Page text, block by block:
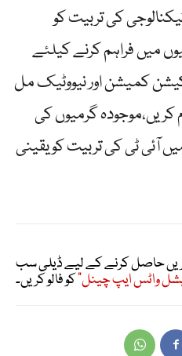
کی تربیت کو
میں فراہم کرنے کیلئے
کمیشن اور نیووٹیک مل
کریں،موجودہ گرمیوں کی
ٹی کی تربیت کو یقینی
حاصل کرنے کے لیے ڈیلی سب
واٹس ایپ چینل"کو فالو کریں۔